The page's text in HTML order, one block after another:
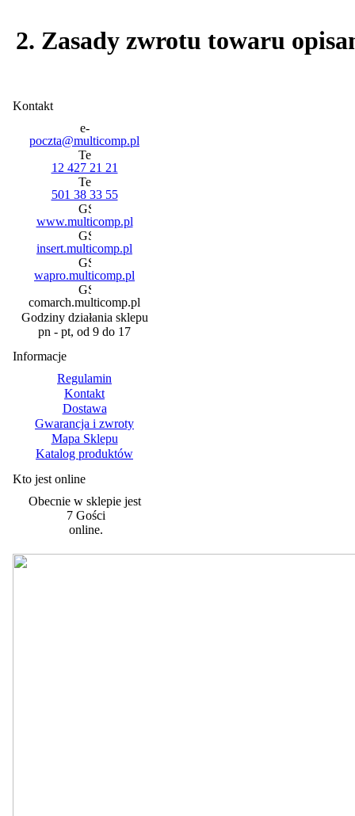
2. Zasady zwrotu towaru
Kontakt
poczta@multicomp.pl
12 427 21 21
501 38 33 55
www.multicomp.pl
insert.multicomp.pl
wapro.multicomp.pl
comarch.multicomp.pl
Godziny działania sklepu
pn - pt, od 9 do 17
Informacje
Regulamin
Kontakt
Dostawa
Gwarancja i zwroty
Mapa Sklepu
Katalog produktów
Kto jest online
Obecnie w sklepie jest
7 Gości
online.